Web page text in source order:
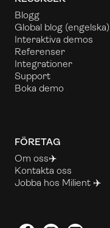
Blogg
Global blog (engelska)
Interaktiva demos
Referenser
Integrationer
Support
Boka demo
FÖRETAG
Om oss✈️
Kontakta oss
Jobba hos Milient ✈️